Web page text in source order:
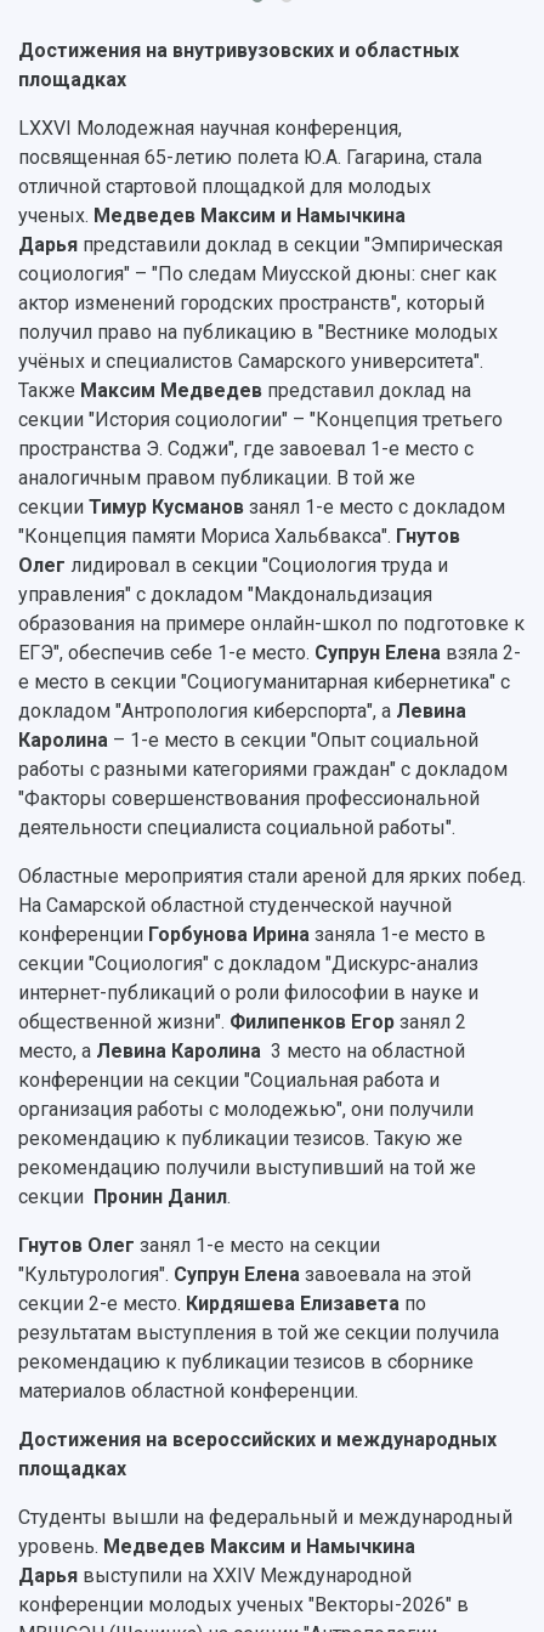
Архив
Фирменный стиль
Устойчивое развитие
Кампус
3D-тур по университету
Музеи
Учебный аэродром
Центр истории авиационных двигателей
Ботанический сад
Умный дом бабочек
Международный межвузовский кампус
Сведения об образовательной организации
Официальные документы
Подготовительные курсы
Библиотека
Видеолекции
Противодействие COVID-19
Областной конкурс "Молодой учёный"
Отчеты о научно-исследовательской
деятельности
Журналы Самарского университета
Научные конференции
Патенты
Публикации и издания
Отчеты о проведенных конференциях
Достижения на внутривузовских и областных
площадках
LXXVI Молодежная научная конференция,
посвященная 65-летию полета Ю.А. Гагарина, стала
отличной стартовой площадкой для молодых
ученых. Медведев Максим и Намычкина
Дарья представили доклад в секции "Эмпирическая
социология" – "По следам Миусской дюны: снег как
актор изменений городских пространств", который
получил право на публикацию в "Вестнике молодых
учёных и специалистов Самарского университета".
Также Максим Медведев представил доклад на
секции "История социологии" – "Концепция третьего
пространства Э. Соджи", где завоевал 1-е место с
аналогичным правом публикации. В той же
секции Тимур Кусманов занял 1-е место с докладом
"Концепция памяти Мориса Хальбвакса". Гнутов
Олег лидировал в секции "Социология труда и
управления" с докладом "Макдональдизация
образования на примере онлайн-школ по подготовке к
ЕГЭ", обеспечив себе 1-е место. Супрун Елена взяла 2-
е место в секции "Социогуманитарная кибернетика" с
докладом "Антропология киберспорта", а Левина
Каролина – 1-е место в секции "Опыт социальной
работы с разными категориями граждан" с докладом
"Факторы совершенствования профессиональной
деятельности специалиста социальной работы".
Областные мероприятия стали ареной для ярких побед.
На Самарской областной студенческой научной
конференции Горбунова Ирина заняла 1-е место в
секции "Социология" с докладом "Дискурс-анализ
интернет-публикаций о роли философии в науке и
общественной жизни". Филипенков Егор занял 2
место, а Левина Каролина 3 место на областной
конференции на секции "Социальная работа и
организация работы с молодежью", они получили
рекомендацию к публикации тезисов. Такую же
рекомендацию получили выступивший на той же
секции Пронин Данил.
Гнутов Олег занял 1-е место на секции
"Культурология". Супрун Елена завоевала на этой
секции 2-е место. Кирдяшева Елизавета по
результатам выступления в той же секции получила
рекомендацию к публикации тезисов в сборнике
материалов областной конференции.
Достижения на всероссийских и международных
площадках
Студенты вышли на федеральный и международный
уровень. Медведев Максим и Намычкина
Дарья выступили на XXIV Международной
конференции молодых ученых "Векторы-2026" в